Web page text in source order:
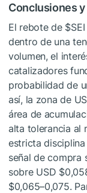
Conclusiones
El rebote de $SEI
dentro de una
volumen, el
catalizadores
probabilidad de
así, la zona de
área de
alta tolerancia al
estricta
señal de compra
sobre USD
$0,065–0,075.